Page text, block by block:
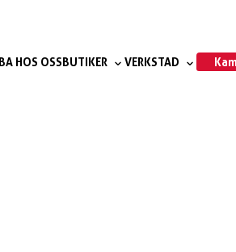
HOS OSSBUTIKER VERKSTAD